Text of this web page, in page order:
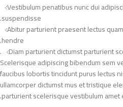
Vestibulum penatibus nunc dui
suspendisse.
Abitur parturient praesent lectus
hendre.
Diam parturient dictumst parturient
Scelerisque adipiscing bibendum sem
faucibus lobortis tincidunt purus lectus
ullamcorper dictumst mus et tristique
parturient scelerisque vestibulum amet